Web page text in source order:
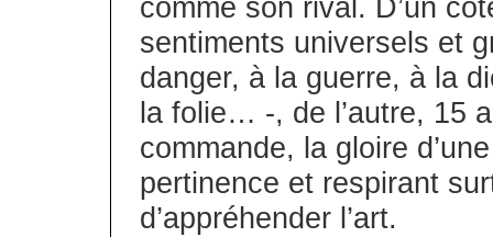
comme son rival. D’un
sentiments universels et
danger, à la guerre, à la
la folie… -, de l’autre, 15
commande, la gloire
pertinence et respirant
d’appréhender l’art.